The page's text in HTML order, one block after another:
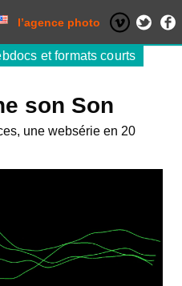
l’agence photo
son Son
et formats courts
une websérie en 20